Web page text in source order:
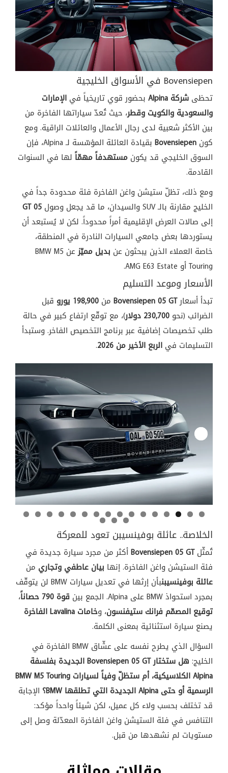
Bovensiepen في الأسواق الخليجية
تحظى شركة Alpina بحضور قوي تاريخياً في الإمارات
والسعودية والكويت وقطر، حيث تُعدّ سياراتها الفاخرة من
بين الأكثر شعبية لدى رجال الأعمال والعائلات الراقية. ومع
كون Bovensiepen
بقيادة العائلة المؤسّسة لـ Alpina، فإن
السوق الخليجي قد يكون مستهدفاً مهمّاً لها في السنوات
القادمة.
ومع ذلك، تظلّ ستيشن واغن الفاخرة فئة محدودة جداً في
الخليج مقارنة بالـ SUV والسيدان، ما قد يجعل وصول
05 GT
إلى صالات العرض الإقليمية أمراً محدوداً. لكن لا يُستبعد أن
يستوردها بعض جامعي السيارات النادرة في المنطقة،
خاصة العملاء الذين يبحثون عن بديل مميّز
عن BMW M5
Touring أو AMG E63 Estate.
الأسعار وموعد التسليم
تبدأ أسعارBovensiepen 05 GT من 198,900 يورو
قبل
الضرائب (نحو 230,700 دولار
)، مع توقّع ارتفاع كبير في حالة
طلب تخصيصات إضافية عبر برنامج التخصيص الفاخر. وستبدأ
التسليمات في الربع الأخير من 2026 .
Next
الخلاصة.. عائلة بوفينسيبن تعود للمعركة
تُمثّلBovensiepen 05 GTأكثر من مجرد سيارة جديدة في
فئة الستيشن واغن الفاخرة. إنها بيان عاطفي وتجاري من
عائلة بوفينسيبن
بأن إرثها في تعديل سيارات BMW لن يتوقّف
بمجرد استحواذ BMW على Alpina. الجمع بين
قوة 790 حصاناً
،
توقيع المصمّم فرانك ستيفنسون، وخامات Lavalina الفاخرة
يصنع سيارة استثنائية بمعنى الكلمة.
السؤال الذي يطرح نفسه على عشّاق BMW الفاخرة في
الخليج:
هل ستختار Bovensiepen 05 GT الجديدة بفلسفة
Alpina الكلاسيكية، أم ستظلّ وفياً لسيارات BMW M5 Touring
الرسمية أو حتى Alpina الجديدة التي تطلقها BMW؟
الإجابة
قد تختلف بحسب ولاء كل عميل، لكن شيئاً واحداً مؤكد:
التنافس في فئة الستيشن واغن الفاخرة المعدّلة وصل إلى
مستويات لم نشهدها من قبل.